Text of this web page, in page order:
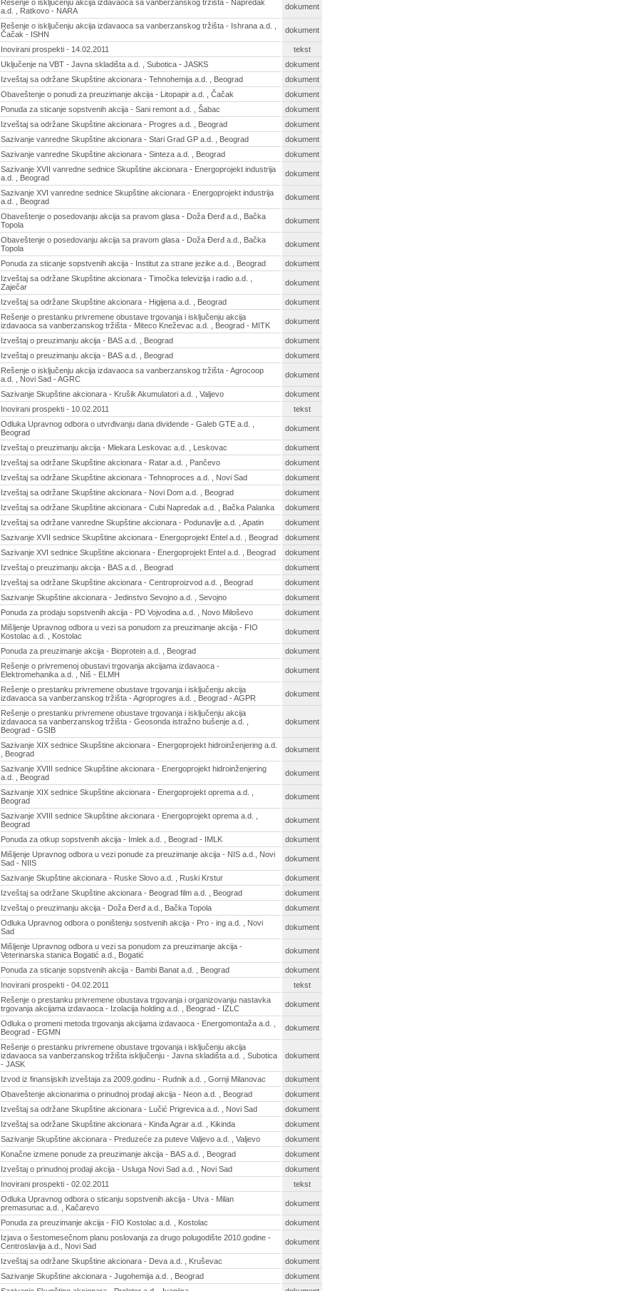
Rešenje o isključenju akcija izdavaoca sa vanberzanskog tržišta - Napredak
a.d. , Ratkovo - NARA
dokument
Rešenje o isključenju akcija izdavaoca sa vanberzanskog tržišta - Ishrana a.d. ,
Čačak - ISHN
dokument
Inovirani prospekti - 14.02.2011
tekst
Uključenje na VBT - Javna skladišta a.d. , Subotica - JASKS
dokument
Izveštaj sa održane Skupštine akcionara - Tehnohemija a.d. , Beograd
dokument
Obaveštenje o ponudi za preuzimanje akcija - Litopapir a.d. , Čačak
dokument
Ponuda za sticanje sopstvenih akcija - Sani remont a.d. , Šabac
dokument
Izveštaj sa održane Skupštine akcionara - Progres a.d. , Beograd
dokument
Sazivanje vanredne Skupštine akcionara - Stari Grad GP a.d. , Beograd
dokument
Sazivanje vanredne Skupštine akcionara - Sinteza a.d. , Beograd dokument
Sazivanje XVII vanredne sednice Skupštine akcionara - Energoprojekt industrija
a.d. , Beograd
dokument
Sazivanje XVI vanredne sednice Skupštine akcionara - Energoprojekt industrija
a.d. , Beograd
dokument
Obaveštenje o posedovanju akcija sa pravom glasa - Doža Đerđ a.d., Bačka
Topola
dokument
Obaveštenje o posedovanju akcija sa pravom glasa - Doža Đerđ a.d., Bačka
Topola
dokument
Ponuda za sticanje sopstvenih akcija - Institut za strane jezike a.d. , Beograd dokument
Izveštaj sa održane Skupštine akcionara - Timočka televizija i radio a.d. ,
Zaječar
dokument
Izveštaj sa održane Skupštine akcionara - Higijena a.d. , Beograd dokument
Rešenje o prestanku privremene obustave trgovanja i isključenju akcija
izdavaoca sa vanberzanskog tržišta - Miteco Kneževac a.d. , Beograd - MITK
dokument
Izveštaj o preuzimanju akcija - BAS a.d. , Beograd
dokument
Izveštaj o preuzimanju akcija - BAS a.d. , Beograd dokument
Rešenje o isključenju akcija izdavaoca sa vanberzanskog tržišta - Agrocoop
a.d. , Novi Sad - AGRC
dokument
Sazivanje Skupštine akcionara - Krušik Akumulatori a.d. , Valjevo
dokument
Inovirani prospekti - 10.02.2011 tekst
Odluka Upravnog odbora o utvrđivanju dana dividende - Galeb GTE a.d. ,
Beograd
dokument
Izveštaj o preuzimanju akcija - Mlekara Leskovac a.d. , Leskovac
dokument
Izveštaj sa održane Skupštine akcionara - Ratar a.d. , Pančevo
dokument
Izveštaj sa održane Skupštine akcionara - Tehnoproces a.d. , Novi Sad
dokument
Izveštaj sa održane Skupštine akcionara - Novi Dom a.d. , Beograd
dokument
Izveštaj sa održane Skupštine akcionara - Cubi Napredak a.d. , Bačka Palanka
dokument
Izveštaj sa održane vanredne Skupštine akcionara - Podunavlje a.d. , Apatin
dokument
Sazivanje XVII sednice Skupštine akcionara - Energoprojekt Entel a.d. , Beograd
dokument
Sazivanje XVI sednice Skupštine akcionara - Energoprojekt Entel a.d. , Beograd
dokument
Izveštaj o preuzimanju akcija - BAS a.d. , Beograd
dokument
Izveštaj sa održane Skupštine akcionara - Centroproizvod a.d. , Beograd
dokument
Sazivanje Skupštine akcionara - Jedinstvo Sevojno a.d. , Sevojno
dokument
Ponuda za prodaju sopstvenih akcija - PD Vojvodina a.d. , Novo Miloševo dokument
Mišljenje Upravnog odbora u vezi sa ponudom za preuzimanje akcija - FIO
Kostolac a.d. , Kostolac
dokument
Ponuda za preuzimanje akcija - Bioprotein a.d. , Beograd dokument
Rešenje o privremenoj obustavi trgovanja akcijama izdavaoca -
Elektromehanika a.d. , Niš - ELMH
dokument
Rešenje o prestanku privremene obustave trgovanja i isključenju akcija
izdavaoca sa vanberzanskog tržišta - Agroprogres a.d. , Beograd - AGPR
dokument
Rešenje o prestanku privremene obustave trgovanja i isključenju akcija
izdavaoca sa vanberzanskog tržišta - Geosonda istražno bušenje a.d. ,
Beograd - GSIB
dokument
Sazivanje XIX sednice Skupštine akcionara - Energoprojekt hidroinženjering a.d.
, Beograd
dokument
Sazivanje XVIII sednice Skupštine akcionara - Energoprojekt hidroinženjering
a.d. , Beograd
dokument
Sazivanje XIX sednice Skupštine akcionara - Energoprojekt oprema a.d. ,
Beograd
dokument
Sazivanje XVIII sednice Skupštine akcionara - Energoprojekt oprema a.d. ,
Beograd
dokument
Ponuda za otkup sopstvenih akcija - Imlek a.d. , Beograd - IMLK dokument
Mišljenje Upravnog odbora u vezi ponude za preuzimanje akcija - NIS a.d., Novi
Sad - NIIS
dokument
Sazivanje Skupštine akcionara - Ruske Slovo a.d. , Ruski Krstur
dokument
Izveštaj sa održane Skupštine akcionara - Beograd film a.d. , Beograd
dokument
Izveštaj o preuzimanju akcija - Doža Đerđ a.d., Bačka Topola dokument
Odluka Upravnog odbora o poništenju sostvenih akcija - Pro - ing a.d. , Novi
Sad
dokument
Mišljenje Upravnog odbora u vezi sa ponudom za preuzimanje akcija -
Veterinarska stanica Bogatić a.d., Bogatić
dokument
Ponuda za sticanje sopstvenih akcija - Bambi Banat a.d. , Beograd
dokument
Inovirani prospekti - 04.02.2011 tekst
Rešenje o prestanku privremene obustava trgovanja i organizovanju nastavka
trgovanja akcijama izdavaoca - Izolacija holding a.d. , Beograd - IZLC
dokument
Odluka o promeni metoda trgovanja akcijama izdavaoca - Energomontaža a.d. ,
Beograd - EGMN
dokument
Rešenje o prestanku privremene obustave trgovanja i isključenju akcija
izdavaoca sa vanberzanskog tržišta isključenju - Javna skladišta a.d. , Subotica
- JASK
dokument
Izvod iz finansijskih izveštaja za 2009.godinu - Rudnik a.d. , Gornji Milanovac
dokument
Obaveštenje akcionarima o prinudnoj prodaji akcija - Neon a.d. , Beograd
dokument
Izveštaj sa održane Skupštine akcionara - Lučić Prigrevica a.d. , Novi Sad
dokument
Izveštaj sa održane Skupštine akcionara - Kinđa Agrar a.d. , Kikinda
dokument
Sazivanje Skupštine akcionara - Preduzeće za puteve Valjevo a.d. , Valjevo
dokument
Konačne izmene ponude za preuzimanje akcija - BAS a.d. , Beograd
dokument
Izveštaj o prinudnoj prodaji akcija - Usluga Novi Sad a.d. , Novi Sad
dokument
Inovirani prospekti - 02.02.2011 tekst
Odluka Upravnog odbora o sticanju sopstvenih akcija - Utva - Milan
premasunac a.d. , Kačarevo
dokument
Ponuda za preuzimanje akcija - FIO Kostolac a.d. , Kostolac dokument
Izjava o šestomesečnom planu poslovanja za drugo polugodište 2010.godine -
Centroslavija a.d., Novi Sad
dokument
Izveštaj sa održane Skupštine akcionara - Deva a.d. , Kruševac
dokument
Sazivanje Skupštine akcionara - Jugohemija a.d. , Beograd
dokument